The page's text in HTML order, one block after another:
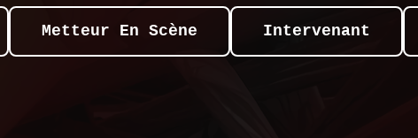
Metteur En Scène Intervenant